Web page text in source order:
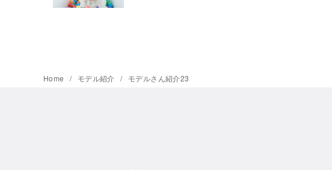
Home モデル紹介 モデルさん紹介23